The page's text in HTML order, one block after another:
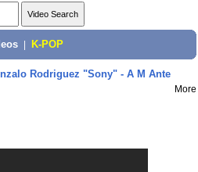
K-POP
Rodriguez "Sony" - A M Ante
More